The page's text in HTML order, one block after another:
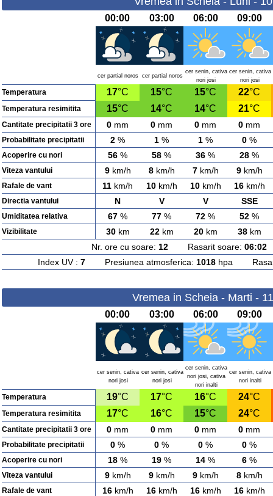
00:00 03:00 06:00 09:00
cer partial noros cer partial noros
cer senin, cativa
nori josi
cer senin, cativa
nori josi
Temperatura 17°C 15°C 15°C 22°C
Temperatura resimitita 15°C 14°C 14°C 21°C
Cantitate precipitatii 3 ore 0 mm 0 mm 0 mm 0 mm
Probabilitate precipitatii 2 % 1 % 1 % 0 %
Acoperire cu nori 56 % 58 % 36 % 28 %
Viteza vantului 9km/h 8km/h 7km/h 9km/h
Rafale de vant 11 km/h 10km/h 10km/h 16km/h
Directia vantului N V V SSE
Umiditatea relativa 67 % 77 % 72 % 52 %
Vizibilitate 30km 22km 20km 38km
Nr. ore cu soare: 12Rasarit soare: 06:02
Index UV : 7Presiunea atmosferica: 1018hpa
Vremea in Scheia - Marti -
00:00 03:00 06:00 09:00
cer senin, cativa
nori josi
cer senin, cativa
nori josi
cer senin, cativa
nori josi, cativa
nori inalti
cer senin, cativa
nori inalti
Temperatura 19°C 17°C 16°C 24°C
Temperatura resimitita 17°C 16°C 15°C 24°C
Cantitate precipitatii 3 ore 0 mm 0 mm 0 mm 0 mm
Probabilitate precipitatii 0 % 0 % 0 % 0 %
Acoperire cu nori 18 % 19 % 14 % 6 %
Viteza vantului 9km/h 9km/h 9km/h 8km/h
Rafale de vant 16km/h 16km/h 16km/h 16km/h